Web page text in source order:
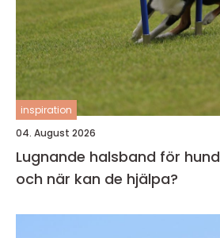
inspiration
04. August 2026
Lugnande halsband för hund hur fungerar de
och när kan de hjälpa?